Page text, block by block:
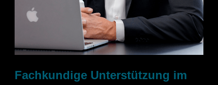
Fachkundige Unterstützung im